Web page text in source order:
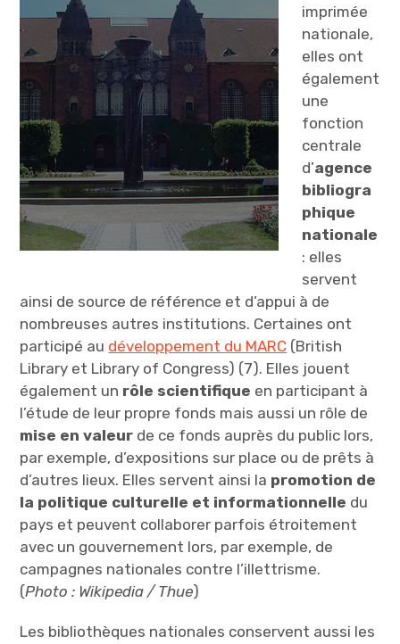
imprimée
nationale,
elles ont
également
une
fonction
centrale
d’agence
bibliogra
phique
nationale
: elles
servent
ainsi de source de référence et d’appui à de
nombreuses autres institutions. Certaines ont
participé au développement du MARC (British
Library et Library of Congress) (7). Elles jouent
également un rôle scientifique en participant à
l’étude de leur propre fonds mais aussi un rôle de
mise en valeur de ce fonds auprès du public lors,
par exemple, d’expositions sur place ou de prêts à
d’autres lieux. Elles servent ainsi la promotion de
la politique culturelle et informationnelle du
pays et peuvent collaborer parfois étroitement
avec un gouvernement lors, par exemple, de
campagnes nationales contre l’illettrisme.
(Photo : Wikipedia / Thue)
Les bibliothèques nationales conservent aussi les